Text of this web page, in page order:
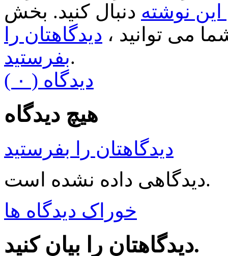
نوشته دنبال کنید. بخش
می توانید ، دیدگاهتان را
بفرستید.
( ۰ ) دیدگاه
هیچ دیدگاه
دیدگاهتان را بفرستید
دیدگاهی داده نشده است.
خوراک دیدگاه ها
دیدگاهتان را بیان کنید.